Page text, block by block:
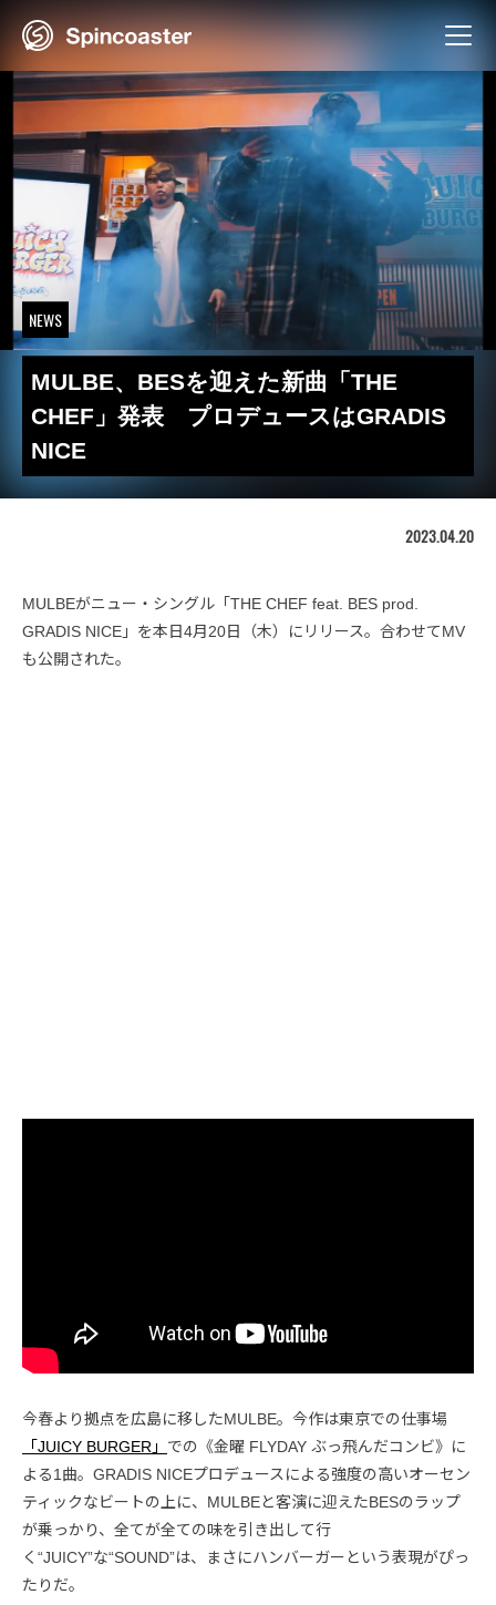
NEWS
MULBE、BESを迎えた新曲「THE
CHEF」発表 プロデュースはGRADIS
NICE
2023.04.20
MULBEがニュー・シングル「THE CHEF feat. BES prod.
GRADIS NICE」を本日4月20日（木）にリリース。合わせてMV
も公開された。
今春より拠点を広島に移したMULBE。今作は東京での仕事場
「JUICY BURGER」 での《金曜 FLYDAY ぶっ飛んだコンビ》に
よる1曲。GRADIS NICEプロデュースによる強度の高いオーセン
ティックなビートの上に、MULBEと客演に迎えたBESのラップ
が乗っかり、全てが全ての味を引き出して行
く“JUICY”な“SOUND”は、まさにハンバーガーという表現がぴっ
たりだ。